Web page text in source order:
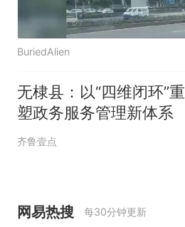
BuriedAlien
无棣县：以“四维闭环”重
塑政务服务管理新体系
齐鲁壹点
网易热搜 每30分钟更新